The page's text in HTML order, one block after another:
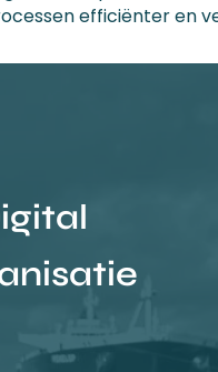
efficiënter en